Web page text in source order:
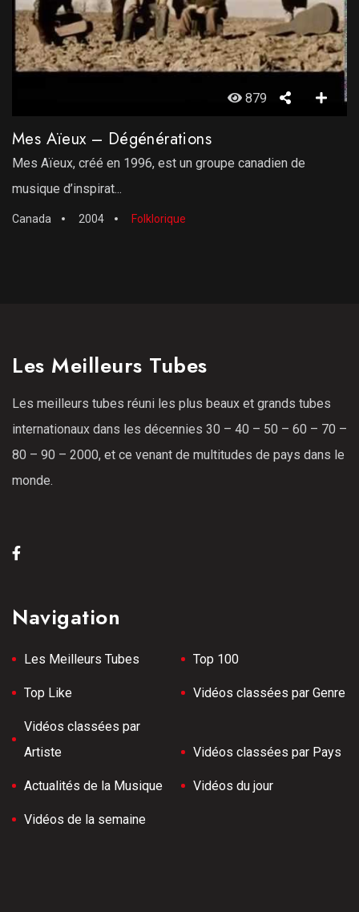
879
Mes Aïeux – Dégénérations
Mes Aïeux, créé en 1996, est un groupe canadien de
musique d’inspirat...
Canada 2004 Folklorique
Les Meilleurs Tubes
Les meilleurs tubes réuni les plus beaux et grands tubes
internationaux dans les décennies 30 – 40 – 50 – 60 – 70 –
80 – 90 – 2000, et ce venant de multitudes de pays dans le
monde.
Navigation
Les Meilleurs Tubes Top 100
Top Like Vidéos classées par Genre
Vidéos classées par
Artiste
Vidéos classées par Pays
Actualités de la Musique Vidéos du jour
Vidéos de la semaine